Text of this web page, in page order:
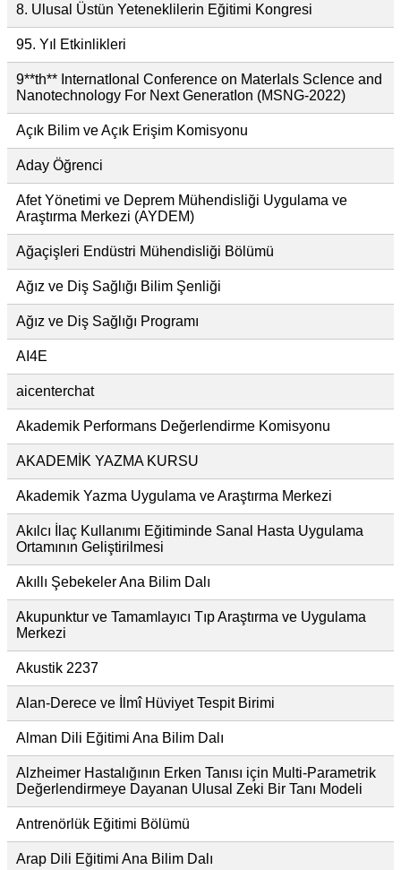
8. Ulusal Üstün Yeteneklilerin Eğitimi Kongresi
95. Yıl Etkinlikleri
9**th** InternatIonal Conference on MaterIals ScIence and
Nanotechnology For Next GeneratIon (MSNG-2022)
Açık Bilim ve Açık Erişim Komisyonu
Aday Öğrenci
Afet Yönetimi ve Deprem Mühendisliği Uygulama ve
Araştırma Merkezi (AYDEM)
Ağaçişleri Endüstri Mühendisliği Bölümü
Ağız ve Diş Sağlığı Bilim Şenliği
Ağız ve Diş Sağlığı Programı
AI4E
aicenterchat
Akademik Performans Değerlendirme Komisyonu
AKADEMİK YAZMA KURSU
Akademik Yazma Uygulama ve Araştırma Merkezi
Akılcı İlaç Kullanımı Eğitiminde Sanal Hasta Uygulama
Ortamının Geliştirilmesi
Akıllı Şebekeler Ana Bilim Dalı
Akupunktur ve Tamamlayıcı Tıp Araştırma ve Uygulama
Merkezi
Akustik 2237
Alan-Derece ve İlmî Hüviyet Tespit Birimi
Alman Dili Eğitimi Ana Bilim Dalı
Alzheimer Hastalığının Erken Tanısı için Multi-Parametrik
Değerlendirmeye Dayanan Ulusal Zeki Bir Tanı Modeli
Antrenörlük Eğitimi Bölümü
Arap Dili Eğitimi Ana Bilim Dalı